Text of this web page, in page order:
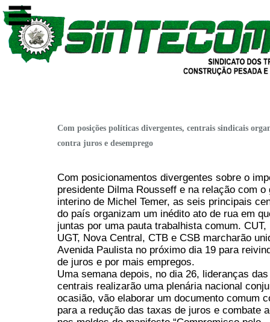
Com posições políticas divergentes, centrais sindicais
contra juros e desemprego